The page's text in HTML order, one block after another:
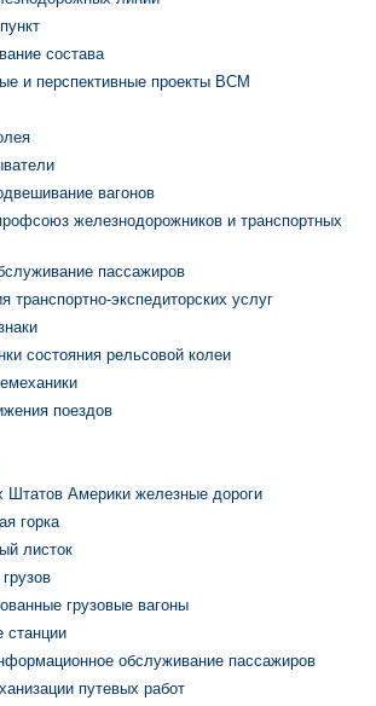
состава
и перспективные проекты ВСМ
вагонов
железнодорожников и транспортных
пассажиров
транспортно-экспедиторских услуг
состояния рельсовой колеи
поездов
Штатов Америки железные дороги
горка
листок
грузовые вагоны
станции
обслуживание пассажиров
путевых работ